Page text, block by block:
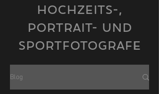
Hochzeits-,
Portrait- und
SPORTfotografie
Blog